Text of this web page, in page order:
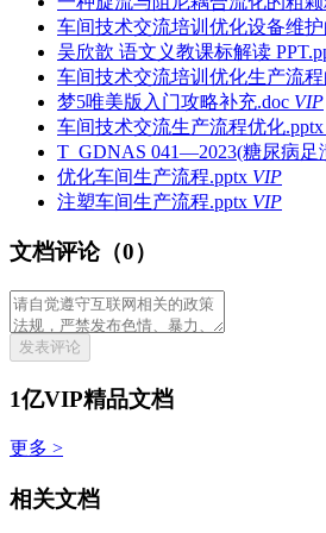
车间技术交流培训优化设备维
吴欣歆 语文义教课标解读
车间技术交流培训优化生产流
梦5唯美版入门攻略补充.doc VIP
车间技术交流生产流程优化.pptx
T_GDNAS 041—2023(糖尿病
优化车间生产流程.pptx VIP
注塑车间生产流程.pptx VIP
文档评论（0）
发表评论
1亿VIP精品文档
更多 >
相关文档